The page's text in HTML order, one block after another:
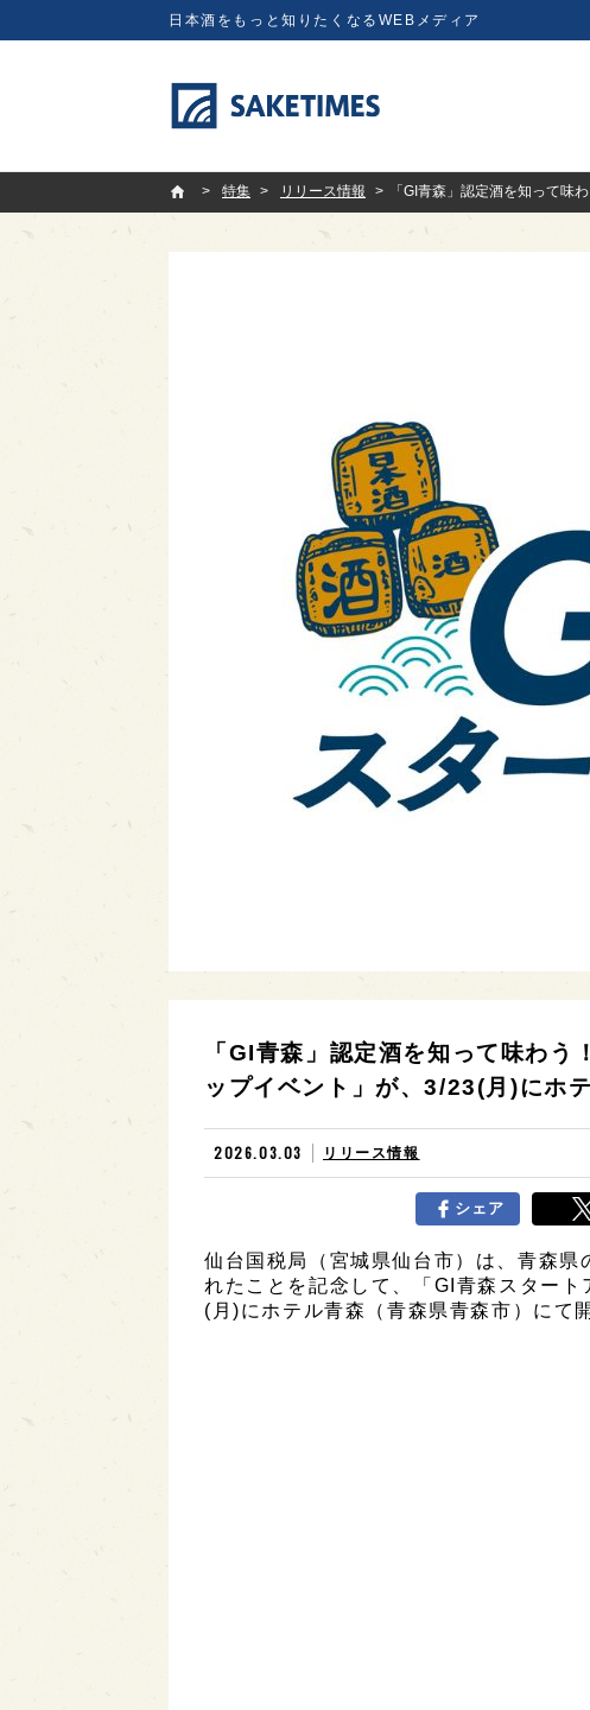
日本酒をもっと知りたくなるWEBメディア
SAKETIMES
特集
リリース情報 「GI青森」認定酒を知って味
「GI青森」認定酒を知って味わ
ップイベント」が、3/23(月)にホ
2026.03.03 リリース情報
シェア
仙台国税局（宮城県仙台市）は、青森
れたことを記念して、「GI青森スター
(月)にホテル青森（青森県青森市）にて